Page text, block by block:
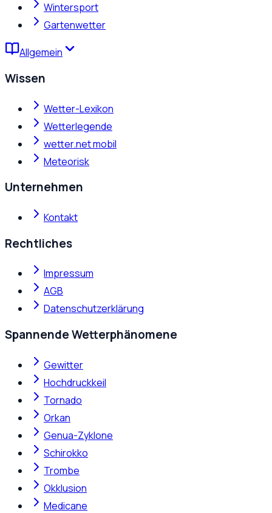
Wintersport
Gartenwetter
Allgemein
Wissen
Wetter-Lexikon
Wetterlegende
wetter.net mobil
Meteorisk
Unternehmen
Kontakt
Rechtliches
Impressum
AGB
Datenschutzerklärung
Spannende Wetterphänomene
Gewitter
Hochdruckkeil
Tornado
Orkan
Genua-Zyklone
Schirokko
Trombe
Okklusion
Medicane